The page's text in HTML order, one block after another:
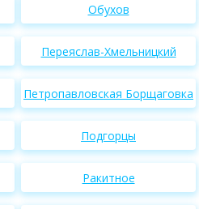
Обухов
Переяслав-Хмельницкий
Петропавловская Борщаговка
Подгорцы
Ракитное